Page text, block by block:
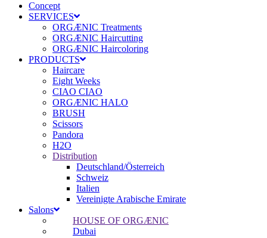
Concept
SERVICES
ORGÆNIC Treatments
ORGÆNIC Haircutting
ORGÆNIC Haircoloring
PRODUCTS
Haircare
Eight Weeks
CIAO CIAO
ORGÆNIC HALO
BRUSH
Scissors
Pandora
H2O
Distribution
Deutschland/Österreich
Schweiz
Italien
Vereinigte Arabische Emirate
Salons
HOUSE OF ORGÆNIC
Dubai